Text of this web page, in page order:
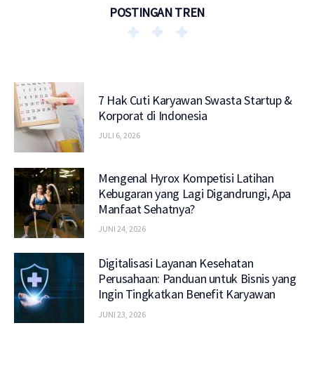
POSTINGAN TREN
7 Hak Cuti Karyawan Swasta Startup &
Korporat di Indonesia
JULI 6, 2026
Mengenal Hyrox Kompetisi Latihan
Kebugaran yang Lagi Digandrungi, Apa
Manfaat Sehatnya?
JUNI 24, 2026
Digitalisasi Layanan Kesehatan
Perusahaan: Panduan untuk Bisnis yang
Ingin Tingkatkan Benefit Karyawan
JUNI 23, 2026